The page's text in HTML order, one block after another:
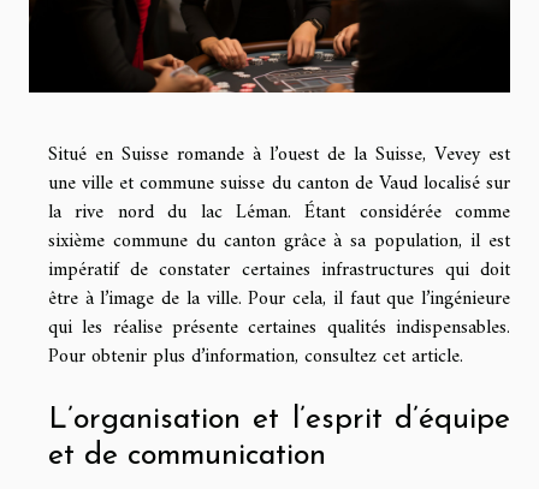
Situé en Suisse romande à l’ouest de la Suisse, Vevey est
une ville et commune suisse du canton de Vaud localisé sur
la rive nord du lac Léman. Étant considérée comme
sixième commune du canton grâce à sa population, il est
impératif de constater certaines infrastructures qui doit
être à l’image de la ville. Pour cela, il faut que l’ingénieure
qui les réalise présente certaines qualités indispensables.
Pour obtenir plus d’information, consultez cet article.
L’organisation et l’esprit d’équipe
et de communication